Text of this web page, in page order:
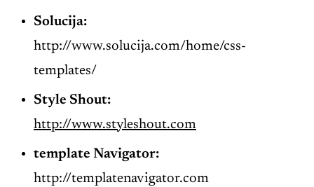
Solucija:
http://www.solucija.com/home/css-
templates/
Style Shout:
http://www.styleshout.com
template Navigator:
http://templatenavigator.com